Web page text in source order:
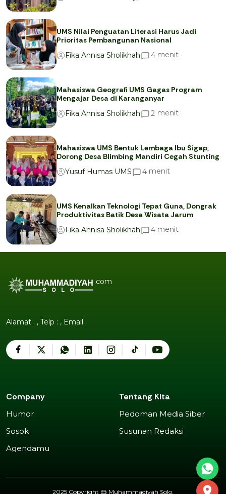
UMS Nilai Penguatan Literasi Harus Jadi
Prioritas Pembangunan Nasional
Fika Annisa Sholikhah
4 menit
Mahasiswa Geografi UMS Gagas Program
Mengajar Desa di Karanganyar
Fika Annisa Sholikhah
2 menit
Mahasiswa UMS Bentuk Lembaga Ibu Sigap,
Dorong Desa Blimbing Mandiri Cegah Stunting
Yusuf Humas UMS
4 menit
UMS Kenalkan Teknologi Tepat Guna, Dongrak
Produktivitas Batik Desa Wisata Jarum
Fika Annisa Sholikhah
4 menit
.com
Alamat : , Telp : , Email :
Company
Humor
Sosok
Agendamu
Tentang Kita
Pedoman Media Siber
Susunan Redaksi
2025 Copyright @ Muhammadiyah Solo